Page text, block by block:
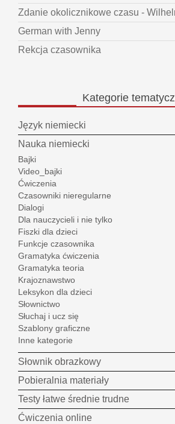
Zdanie okolicznikowe czasu -
German with Jenny
Rekcja czasownika
Kategorie
Język niemiecki
Nauka niemiecki
Bajki
Video_bajki
Ćwiczenia
Czasowniki nieregularne
Dialogi
Dla nauczycieli i nie tylko
Fiszki dla dzieci
Funkcje czasownika
Gramatyka ćwiczenia
Gramatyka teoria
Krajoznawstwo
Leksykon dla dzieci
Słownictwo
Słuchaj i ucz się
Szablony graficzne
Inne kategorie
Słownik obrazkowy
Pobieralnia materiały
Testy łatwe średnie trudne
Ćwiczenia online